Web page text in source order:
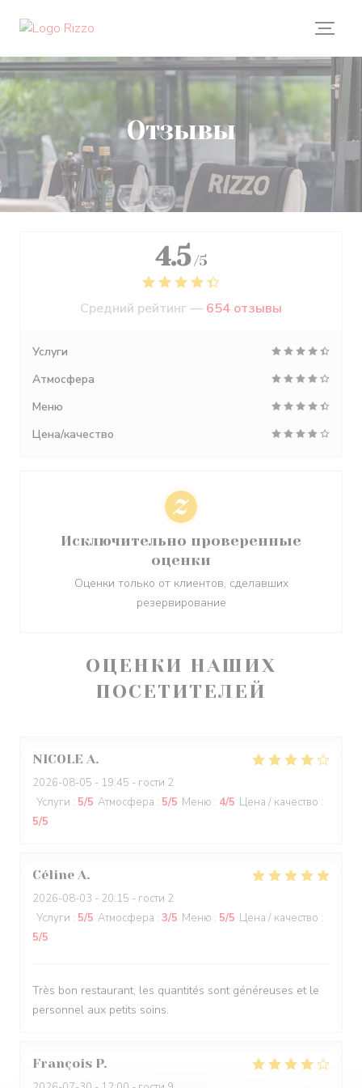
Отзывы
ОЦЕНКИ НАШИХ
ПОСЕТИТЕЛЕЙ
NICOLE A
2026-08-05 - 19:45 - гости 2
Услуги : 5/5 Атмосфера : 5/5 Меню : 4/5 Цена / качество :
5/5
Céline A
2026-08-03 - 20:15 - гости 2
Услуги : 5/5 Атмосфера : 3/5 Меню : 5/5 Цена / качество :
5/5
Très bon restaurant, les quantités sont généreuses et le
personnel aux petits soins.
François P
4.5 /5
Средний рейтинг — 654 отзывы
Услуги
Атмосфера
Меню
Цена/качество
Исключительно проверенные
оценки
Оценки только от клиентов, сделавших
резервирование